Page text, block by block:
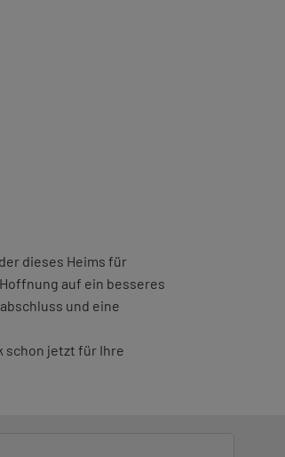
dieses Heims für
auf ein besseres
und eine
schon jetzt für Ihre